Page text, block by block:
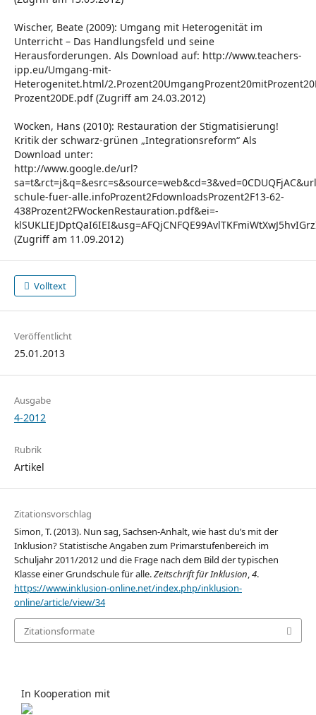
Wischer, Beate (2009): Umgang mit Heterogenität im
Unterricht – Das Handlungsfeld und seine
Herausforderungen. Als Download auf: http://www.teachers-
ipp.eu/Umgang-mit-
Heterogenitet.html/
Prozent20DE.pdf (Zugriff am 24.03.2012)
Wocken, Hans (2010): Restauration der Stigmatisierung!
Kritik der schwarz-grünen „Integrationsreform“ Als
Download unter:
http://www.google.de/url?
schule-fuer-alle.infoProzent2FdownloadsProzent2F13-62-
438Prozent2FWockenRestauration.pdf&ei=-
(Zugriff am 11.09.2012)
Volltext
Veröffentlicht
25.01.2013
Ausgabe
4-2012
Rubrik
Artikel
Zitationsvorschlag
Simon, T. (2013). Nun sag, Sachsen-Anhalt, wie hast du’s mit der
Inklusion? Statistische Angaben zum Primarstufenbereich im
Schuljahr 2011/2012 und die Frage nach dem Bild der typischen
Klasse einer Grundschule für alle.Zeitschrift für Inklusion,4.
https://www.inklusion-online.net/index.php/inklusion-
online/article/view/34
Zitationsformate
In Kooperation mit